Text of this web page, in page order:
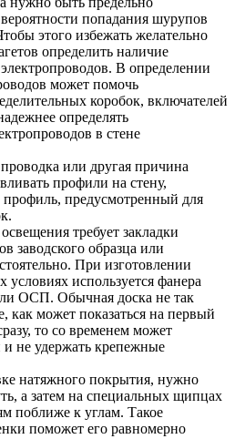
попадания шурупов
этого избежать желательно
определить наличие
В определении
может помочь
коробок, включателей
определять
в стене
или другая причина
профили на стену,
предусмотренный для
требует закладки
заводского образца или
При изготовлении
используется фанера
ОСП. Обычная доска не так
как может показаться на первый
то со временем может
и не удержать крепежные
натяжного покрытия, нужно
а затем на специальных щипцах
поближе к углам. Такое
поможет его равномерно